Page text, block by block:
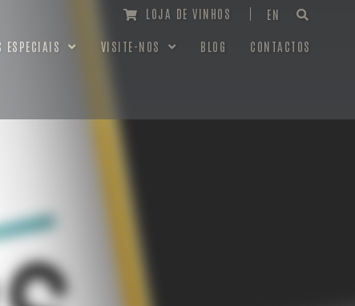
LOJA DE VINHOS EN
ESPECIAIS VISITE-NOS BLOG CONTACTOS